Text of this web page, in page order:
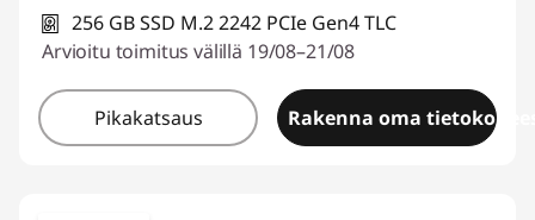
256 GB SSD M.2 2242 PCIe Gen4 TLC
Arvioitu toimitus välillä 19/08–21/08
Pikakatsaus Rakenna oma